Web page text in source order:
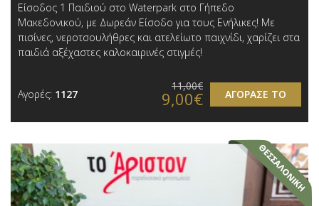
Είσοδος 1 Παιδιού στο Waterpark στο Γήπεδο
Μακεδονικού , με Δωρεάν Είσοδο για τους Ενήλικες! Με
πισίνες, νεροτσουλήθρες και ατελείωτο παιχνίδι, χαρίζει στα
παιδιά αξέχαστες καλοκαιρινές στιγμές!
Αγορές: 1127 ΑΓΟΡΑΣΕ ΤΟ
11,00€
9,00€